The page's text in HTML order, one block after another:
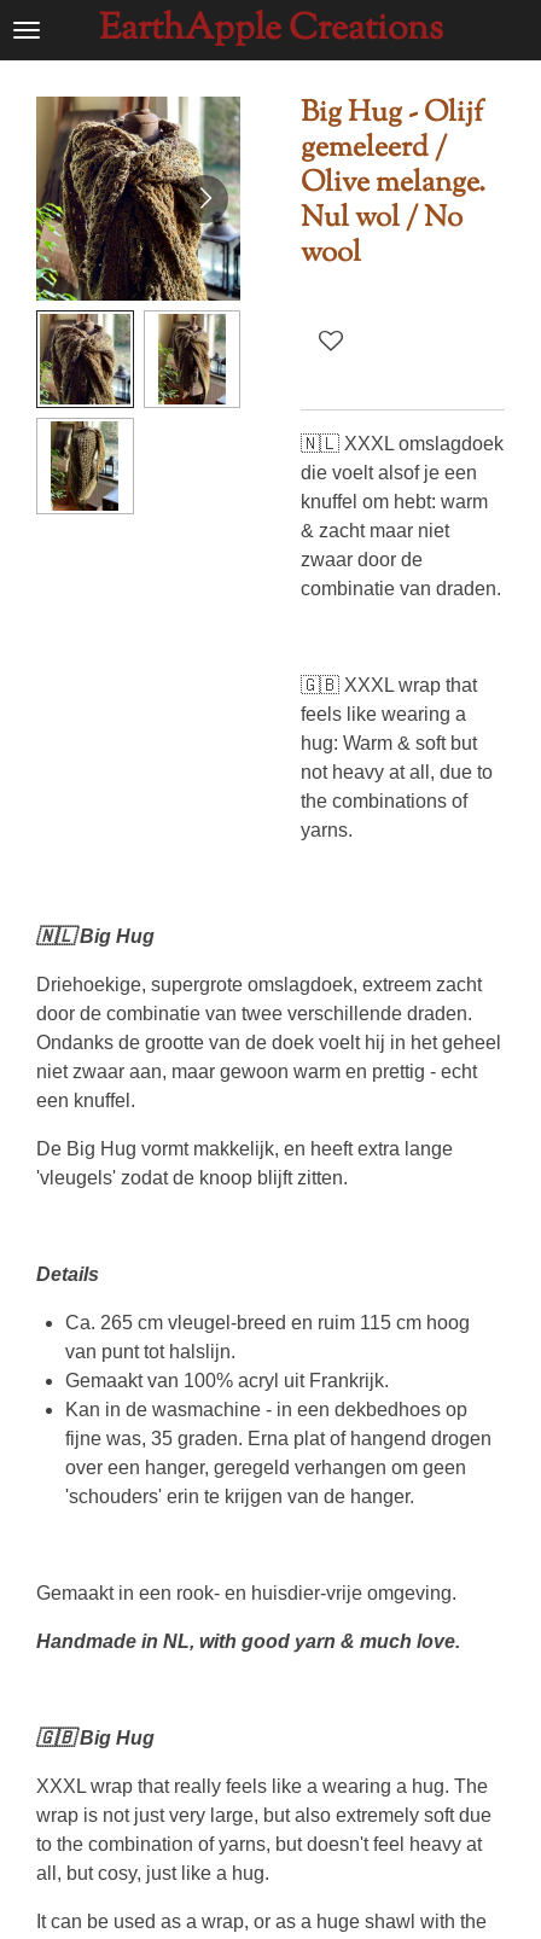
Ga
hoofdinhoud
EarthApple Creations
Big Hug - Olijf
gemeleerd /
Olive melange.
Nul wol / No
wool
🇳🇱 XXXL omslagdoek
die voelt alsof je een
knuffel om hebt: warm
& zacht maar niet
zwaar door de
combinatie van draden.
🇬🇧 XXXL wrap that
feels like wearing a
hug: Warm & soft but
not heavy at all, due to
the combinations of
yarns.
🇳🇱 Big Hug
Driehoekige, supergrote omslagdoek, extreem zacht
door de combinatie van twee verschillende draden.
Ondanks de grootte van de doek voelt hij in het geheel
niet zwaar aan, maar gewoon warm en prettig - echt
een knuffel.
De Big Hug vormt makkelijk, en heeft extra lange
'vleugels' zodat de knoop blijft zitten.
Details
Ca. 265 cm vleugel-breed en ruim 115 cm hoog
van punt tot halslijn.
Gemaakt van 100% acryl uit Frankrijk.
Kan in de wasmachine - in een dekbedhoes op
fijne was, 35 graden. Erna plat of hangend drogen
over een hanger, geregeld verhangen om geen
'schouders' erin te krijgen van de hanger.
Gemaakt in een rook- en huisdier-vrije omgeving.
Handmade in NL, with good yarn & much love.
🇬🇧 Big Hug
XXXL wrap that really feels like a wearing a hug. The
wrap is not just very large, but also extremely soft due
to the combination of yarns, but doesn't feel heavy at
all, but cosy, just like a hug.
It can be used as a wrap, or as a huge shawl with the